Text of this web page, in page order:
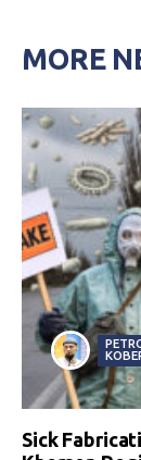
MORE
Sick